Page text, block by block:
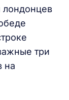
три
на